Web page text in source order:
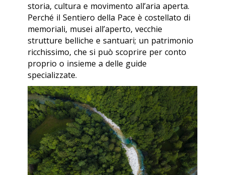
storia, cultura e movimento all’aria aperta.
Perché il Sentiero della Pace è costellato di
memoriali, musei all’aperto, vecchie
strutture belliche e santuari; un patrimonio
ricchissimo, che si può scoprire per conto
proprio o insieme a delle guide
specializzate.